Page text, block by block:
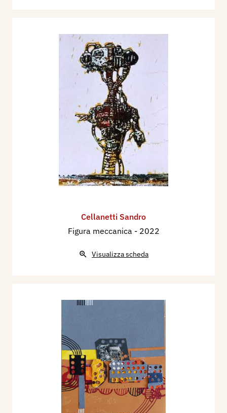
Cellanetti Sandro
Figura meccanica - 2022
Visualizza scheda